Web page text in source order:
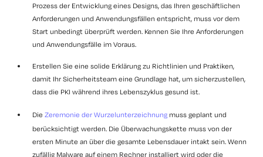
Prozess der Entwicklung eines Designs, das Ihren geschäftlichen
Anforderungen und Anwendungsfällen entspricht, muss vor dem
Start unbedingt überprüft werden. Kennen Sie Ihre Anforderungen
und Anwendungsfälle im Voraus.
Erstellen Sie eine solide Erklärung zu Richtlinien und Praktiken,
damit Ihr Sicherheitsteam eine Grundlage hat, um sicherzustellen,
dass die PKI während ihres Lebenszyklus gesund ist.
Die Zeremonie der Wurzelunterzeichnung muss geplant und
berücksichtigt werden. Die Überwachungskette muss von der
ersten Minute an über die gesamte Lebensdauer intakt sein. Wenn
zufällig Malware auf einem Rechner installiert wird oder die